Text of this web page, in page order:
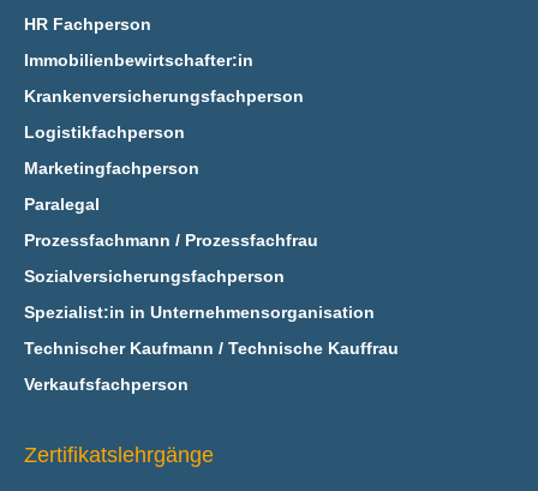
HR Fachperson
Immobilienbewirtschafter:in
Krankenversicherungsfachperson
Logistikfachperson
Marketingfachperson
Paralegal
Prozessfachmann / Prozessfachfrau
Sozialversicherungsfachperson
Spezialist:in in Unternehmensorganisation
Technischer Kaufmann / Technische Kauffrau
Verkaufsfachperson
Zertifikatslehrgänge